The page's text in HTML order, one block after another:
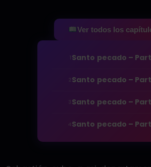
Ver todos los
Santo pecado –
Santo pecado –
Santo pecado –
Santo pecado –